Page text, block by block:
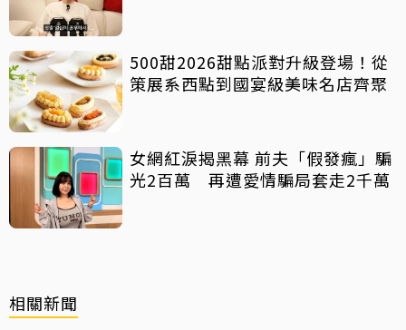
500甜2026甜點派對升級登場！從
策展系西點到國宴級美味名店齊聚
女網紅淚揭黑幕 前夫「假發瘋」騙
光2百萬 再遭愛情騙局套走2千萬
相關新聞